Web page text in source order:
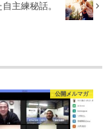
主練秘話。
公開メルマガ